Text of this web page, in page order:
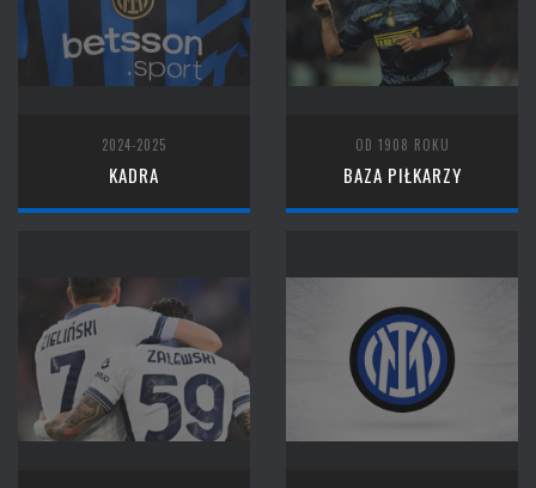
2024-2025
KADRA
OD 1908 ROKU
BAZA PIŁKARZY